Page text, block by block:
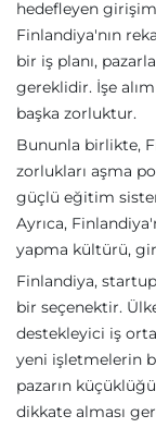
hedefleyen
Finlandiya'nın
bir iş planı,
gereklidir. İşe
başka zorluktur.
Bununla birlikte,
zorlukları aşma
güçlü eğitim
Ayrıca,
yapma kültürü,
Finlandiya,
bir seçenektir.
destekleyici iş
yeni işletmelerin
pazarın
dikkate alması